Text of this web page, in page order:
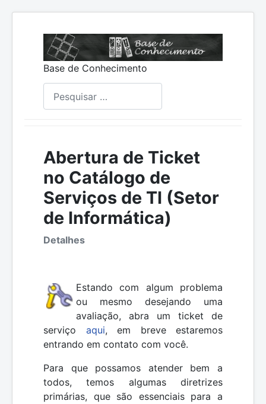
Base de Conhecimento
Abertura de Ticket
no Catálogo de
Serviços de TI (Setor
de Informática)
Detalhes
Estando com algum problema
ou mesmo desejando uma
avaliação, abra um ticket de
serviço aqui, em breve estaremos
entrando em contato com você.
Para que possamos atender bem a
todos, temos algumas diretrizes
primárias, que são essenciais para a